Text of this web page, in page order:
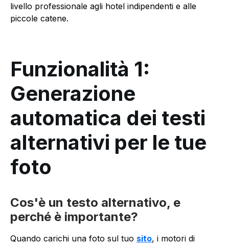
livello professionale agli hotel indipendenti e alle
piccole catene.
Funzionalità 1:
Generazione
automatica dei testi
alternativi per le tue
foto
Cos'è un testo alternativo, e
perché è importante?
Quando carichi una foto sul tuo sito, i motori di